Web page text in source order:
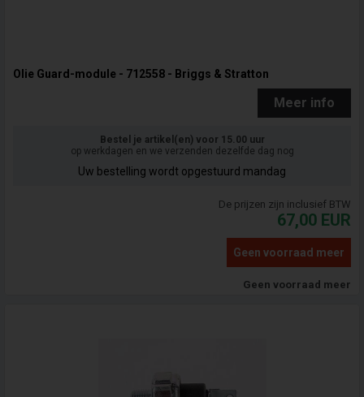
Olie Guard-module - 712558 - Briggs & Stratton
Meer info
Bestel je artikel(en) voor 15.00 uur
op werkdagen en we verzenden dezelfde dag nog
Uw bestelling wordt opgestuurd mandag
De prijzen zijn inclusief BTW
67,00 EUR
Geen voorraad meer
Geen voorraad meer